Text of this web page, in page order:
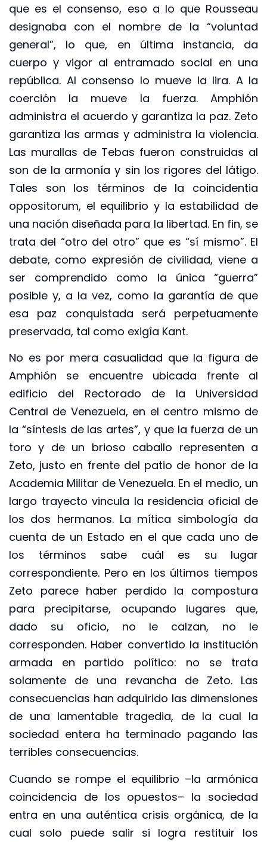
que es el consenso, eso a lo que Rousseau
designaba con el nombre de la “voluntad
general”, lo que, en última instancia, da
cuerpo y vigor al entramado social en una
república. Al consenso lo mueve la lira. A la
coerción la mueve la fuerza. Amphión
administra el acuerdo y garantiza la paz. Zeto
garantiza las armas y administra la violencia.
Las murallas de Tebas fueron construidas al
son de la armonía y sin los rigores del látigo.
Tales son los términos de la coincidentia
oppositorum, el equilibrio y la estabilidad de
una nación diseñada para la libertad. En fin, se
trata del “otro del otro” que es “sí mismo”. El
debate, como expresión de civilidad, viene a
ser comprendido como la única “guerra”
posible y, a la vez, como la garantía de que
esa paz conquistada será perpetuamente
preservada, tal como exigía Kant.
No es por mera casualidad que la figura de
Amphión se encuentre ubicada frente al
edificio del Rectorado de la Universidad
Central de Venezuela, en el centro mismo de
la “síntesis de las artes”, y que la fuerza de un
toro y de un brioso caballo representen a
Zeto, justo en frente del patio de honor de la
Academia Militar de Venezuela. En el medio, un
largo trayecto vincula la residencia oficial de
los dos hermanos. La mítica simbología da
cuenta de un Estado en el que cada uno de
los términos sabe cuál es su lugar
correspondiente. Pero en los últimos tiempos
Zeto parece haber perdido la compostura
para precipitarse, ocupando lugares que,
dado su oficio, no le calzan, no le
corresponden. Haber convertido la institución
armada en partido político: no se trata
solamente de una revancha de Zeto. Las
consecuencias han adquirido las dimensiones
de una lamentable tragedia, de la cual la
sociedad entera ha terminado pagando las
terribles consecuencias.
Cuando se rompe el equilibrio –la armónica
coincidencia de los opuestos– la sociedad
entra en una auténtica crisis orgánica, de la
cual solo puede salir si logra restituir los